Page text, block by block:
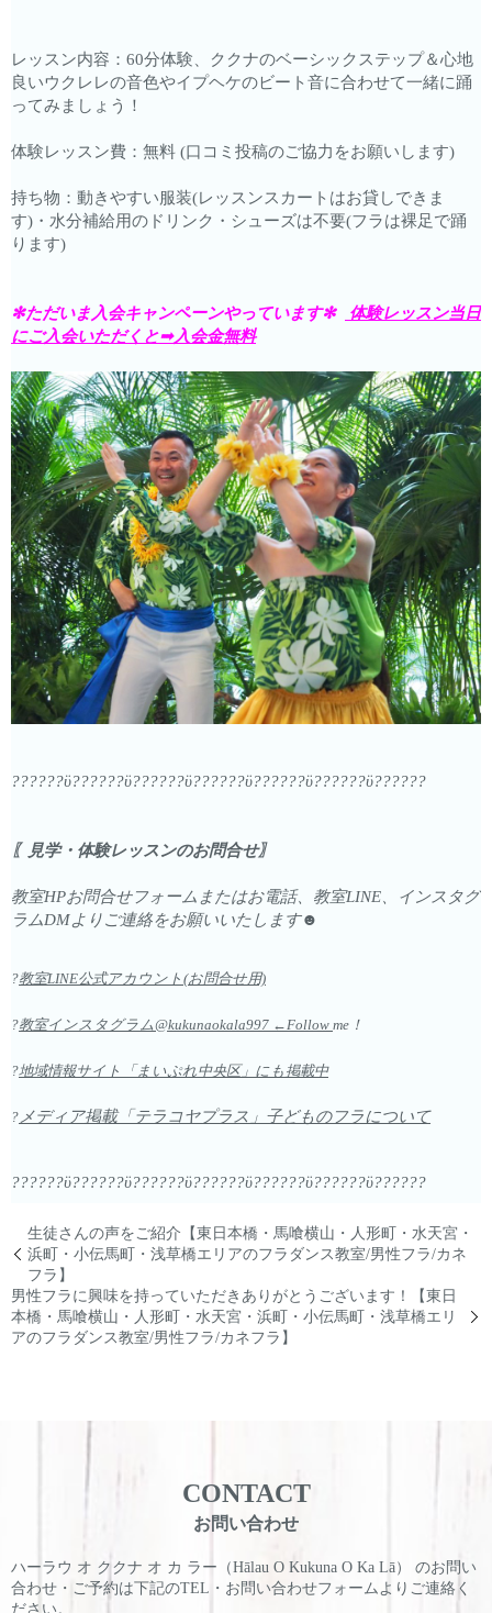
レッスン内容：60分体験、ククナのベーシックステップ＆心地
良いウクレレの音色やイプヘケのビート音に合わせて一緒に踊
ってみましょう！
体験レッスン費：無料 (口コミ投稿のご協力をお願いします)
持ち物：動きやすい服装(レッスンスカートはお貸しできま
す)・水分補給用のドリンク・シューズは不要(フラは裸足で踊
ります)
✻ただいま入会キャンペーンやっています✻
体験レッスン当日
にご入会いただくと➟入会金無料
??????ϋ??????ϋ??????ϋ??????ϋ??????ϋ??????ϋ??????
〖見学・体験レッスンのお問合せ〗
教室HPお問合せフォームまたはお電話、教室LINE、インスタグ
ラムDMよりご連絡をお願いいたします☻︎
?教室LINE公式アカウント(お問合せ用)
?教室インスタグラム@kukunaokala997 ←Follow me！
?地域情報サイト「まいぷれ中央区」にも掲載中
? メディア掲載「テラコヤプラス」子どものフラについて
??????ϋ??????ϋ??????ϋ??????ϋ??????ϋ??????ϋ??????
生徒さんの声をご紹介【東日本橋・馬喰横山・人形町・水天宮・
浜町・小伝馬町・浅草橋エリアのフラダンス教室/男性フラ/カネ
フラ】
男性フラに興味を持っていただきありがとうございます！【東日
本橋・馬喰横山・人形町・水天宮・浜町・小伝馬町・浅草橋エリ
アのフラダンス教室/男性フラ/カネフラ】
CONTACT
お問い合わせ
ハーラウ オ ククナ オ カ ラー（Hālau O Kukuna O Ka Lā） のお問い
合わせ・ご予約は下記のTEL・お問い合わせフォームよりご連絡く
ださい。